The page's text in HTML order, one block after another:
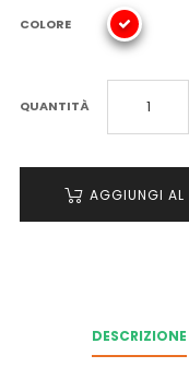
COLORE
QUANTITÀ
AGGIUNGI AL
DESCRIZIONE